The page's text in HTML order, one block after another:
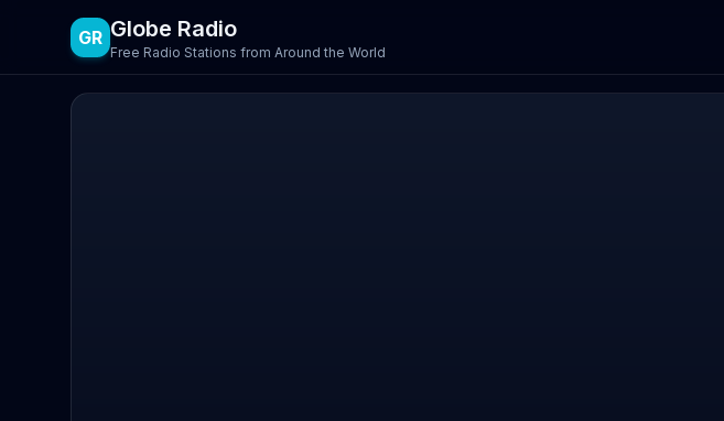
GR Globe Radio
Free Radio Stations from Around the World